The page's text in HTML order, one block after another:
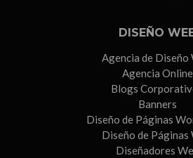
DISEÑO
Agencia de Diseño
Agencia Online
Blogs
Banners
Diseño de Páginas
Diseño de Páginas
Diseñadores